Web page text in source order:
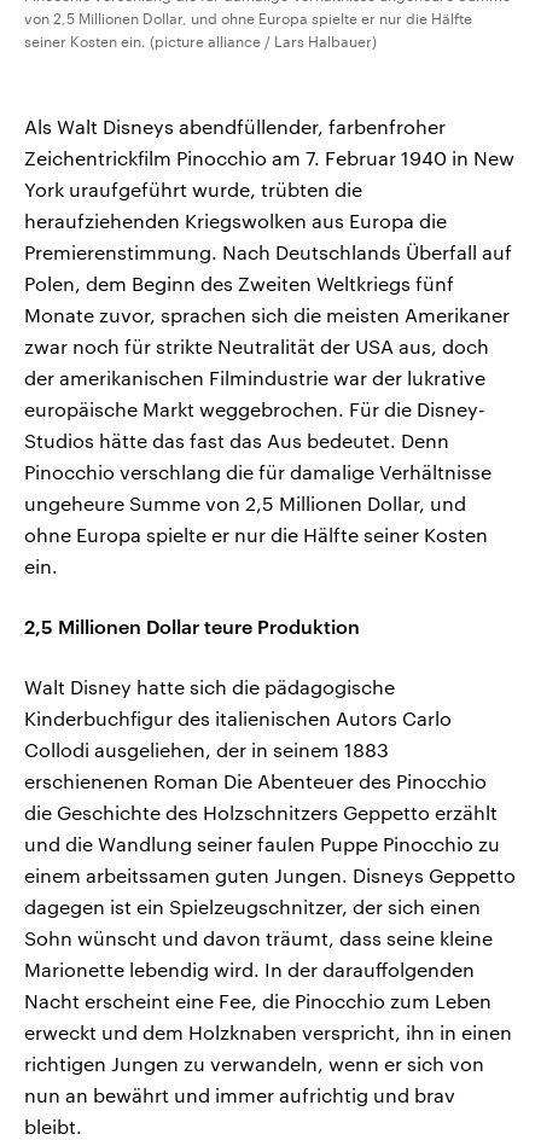
von 2,5 Millionen Dollar, und ohne Europa spielte er nur die Hälfte
seiner Kosten ein. (picture alliance / Lars Halbauer)
Als Walt Disneys abendfüllender, farbenfroher
Zeichentrickfilm Pinocchio am 7. Februar 1940 in New
York uraufgeführt wurde, trübten die
heraufziehenden Kriegswolken aus Europa die
Premierenstimmung. Nach Deutschlands Überfall auf
Polen, dem Beginn des Zweiten Weltkriegs fünf
Monate zuvor, sprachen sich die meisten Amerikaner
zwar noch für strikte Neutralität der USA aus, doch
der amerikanischen Filmindustrie war der lukrative
europäische Markt weggebrochen. Für die Disney-
Studios hätte das fast das Aus bedeutet. Denn
Pinocchio verschlang die für damalige Verhältnisse
ungeheure Summe von 2,5 Millionen Dollar, und
ohne Europa spielte er nur die Hälfte seiner Kosten
ein.
2,5 Millionen Dollar teure Produktion
Walt Disney hatte sich die pädagogische
Kinderbuchfigur des italienischen Autors Carlo
Collodi ausgeliehen, der in seinem 1883
erschienenen Roman Die Abenteuer des Pinocchio
die Geschichte des Holzschnitzers Geppetto erzählt
und die Wandlung seiner faulen Puppe Pinocchio zu
einem arbeitssamen guten Jungen. Disneys Geppetto
dagegen ist ein Spielzeugschnitzer, der sich einen
Sohn wünscht und davon träumt, dass seine kleine
Marionette lebendig wird. In der darauffolgenden
Nacht erscheint eine Fee, die Pinocchio zum Leben
erweckt und dem Holzknaben verspricht, ihn in einen
richtigen Jungen zu verwandeln, wenn er sich von
nun an bewährt und immer aufrichtig und brav
bleibt.